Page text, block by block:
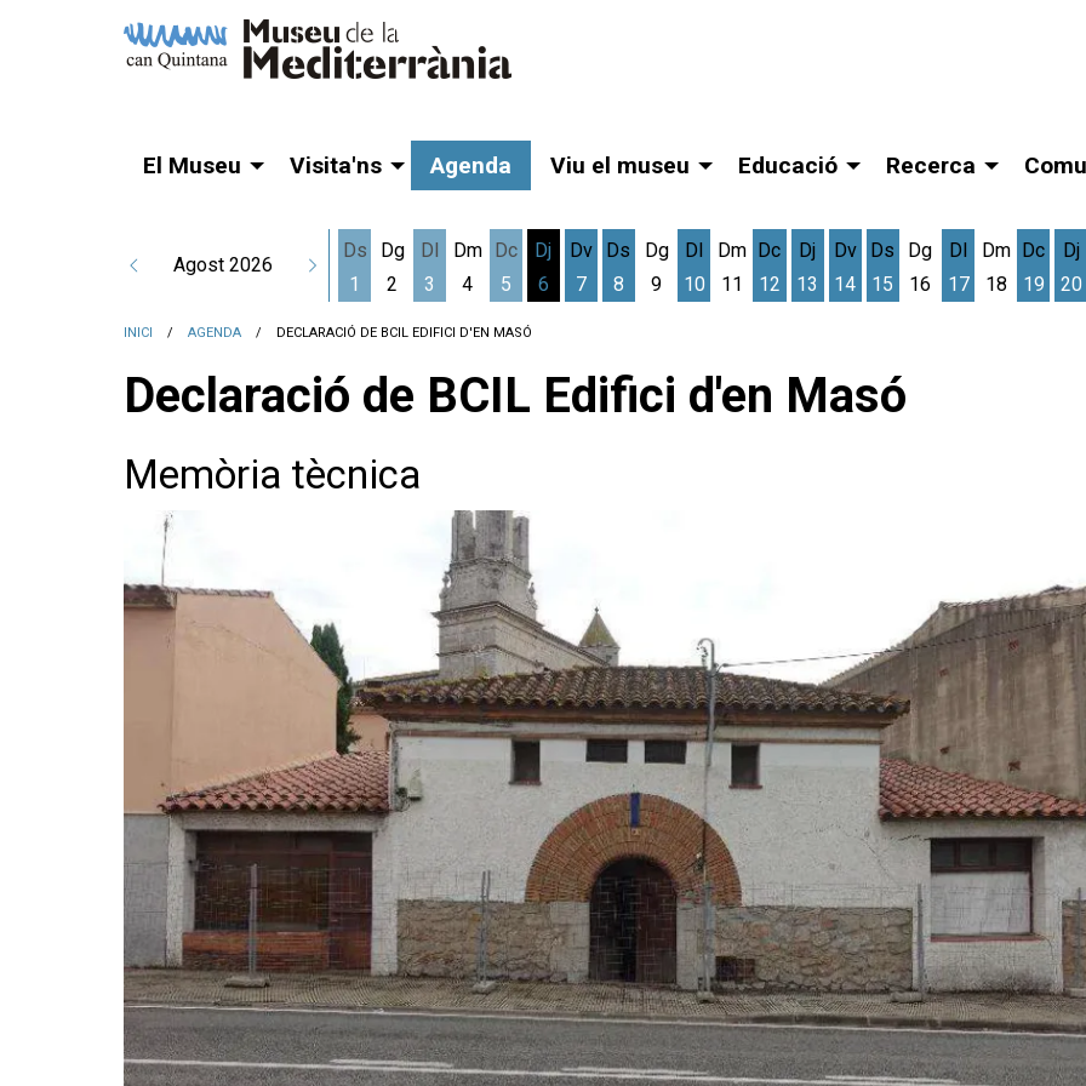
El Museu Visita'ns Agenda Viu el museu Educació Recerca
Agost 2026
Ds
1
Dg
2
Dl
3
Dm
4
Dc
5
Dj
6
Dv
7
Ds
8
Dg
9
Dl
10
Dm
11
Dc
12
Dj
13
Dv
14
Ds
15
Dg
16
Dl
17
Dm
18
Dc
19
Dj
20
INICI AGENDA DECLARACIÓ DE BCIL EDIFICI D'EN MASÓ
Declaració de BCIL Edifici d'en Masó
Memòria tècnica